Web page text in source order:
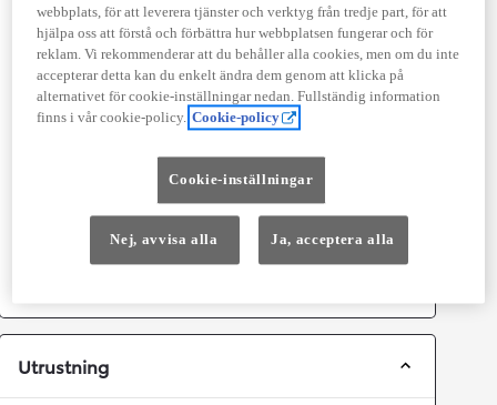
Effekt 150kw (204 hk)
Prestanda
Topphastighet
Växellåda
Utrustning
webbplats, för att leverera tjänster och verktyg från tredje part, för att
hjälpa oss att förstå och förbättra hur webbplatsen fungerar och för
reklam. Vi rekommenderar att du behåller alla cookies, men om du inte
accepterar detta kan du enkelt ändra dem genom att klicka på
alternativet för cookie-inställningar nedan. Fullständig information
finns i vår cookie-policy. Cookie-policy
Cookie-inställningar
Nej, avvisa alla Ja, acceptera alla